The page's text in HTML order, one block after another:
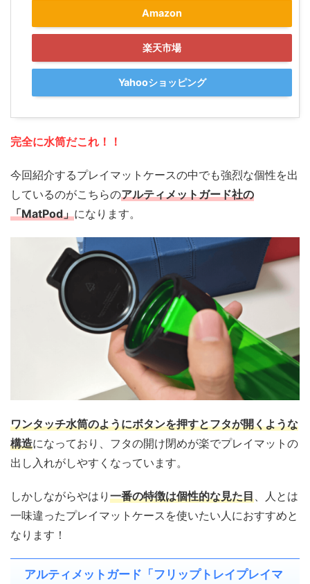
Amazon
楽天市場
Yahooショッピング
完全に水筒だこれ！！
今回紹介するプレイマットケースの中でも強烈な個性を出
しているのがこちらのアルティメットガード社の
「MatPod」になります。
ワンタッチ水筒のようにボタンを押すとフタが開くような
構造になっており、フタの開け閉めが楽でプレイマットの
出し入れがしやすくなっています。
しかしながらやはり 一番の特徴は個性的な見た目、人とは
一味違ったプレイマットケースを使いたい人におすすめと
なります！
アルティメットガード「フリップトレイプレイマ